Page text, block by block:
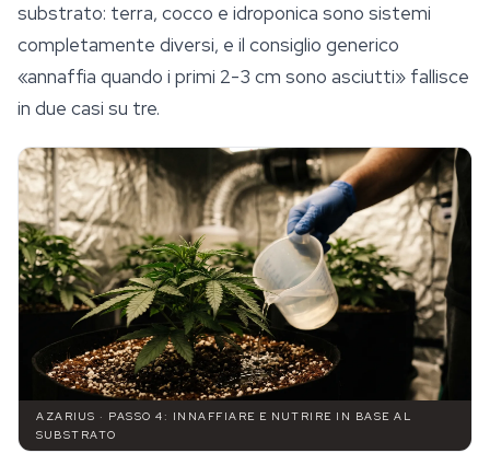
substrato: terra, cocco e idroponica sono sistemi
completamente diversi, e il consiglio generico
«annaffia quando i primi 2-3 cm sono asciutti» fallisce
in due casi su tre.
AZARIUS · PASSO 4: INNAFFIARE E NUTRIRE IN BASE AL
SUBSTRATO